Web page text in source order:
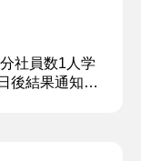
社員数1人学
後結果通知方